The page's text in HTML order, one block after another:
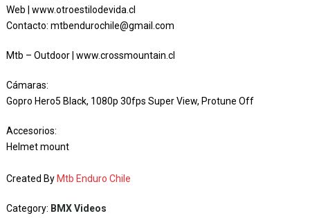
Web | www.otroestilodevida.cl
Contacto: mtbendurochile@gmail.com
Mtb – Outdoor | www.crossmountain.cl
Cámaras:
Gopro Hero5 Black, 1080p 30fps Super View, Protune Off
Accesorios:
Helmet mount
Created By Mtb Enduro Chile
Category: BMX Videos